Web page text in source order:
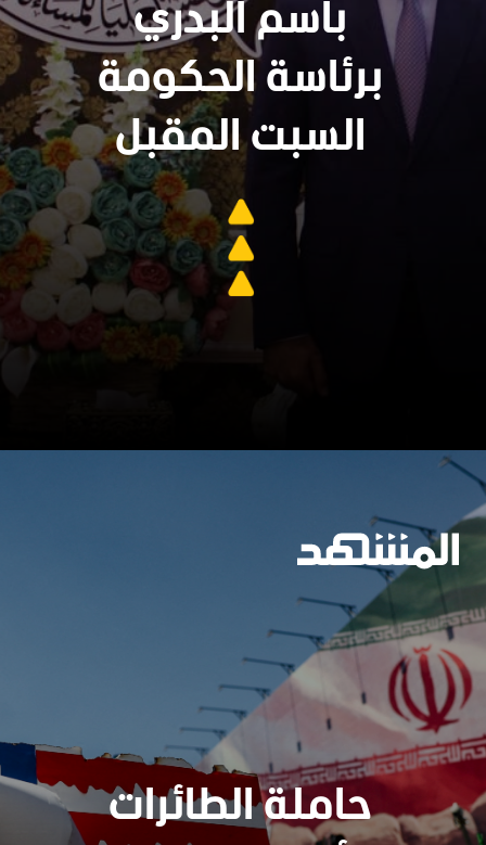
باسم البدري
برئاسة الحكومة
السبت المقبل
سنجدهــم كلهـم
وسيعاقبون جميعا
حاملة الطائرات